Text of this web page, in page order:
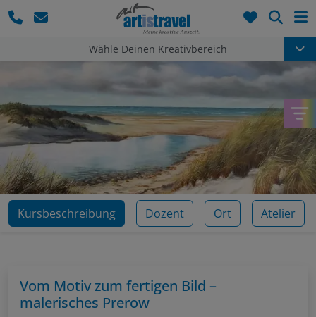
Wähle Deinen Kreativbereich
Kursbeschreibung Dozent Ort Atelier
Vom Motiv zum fertigen Bild –
malerisches Prerow